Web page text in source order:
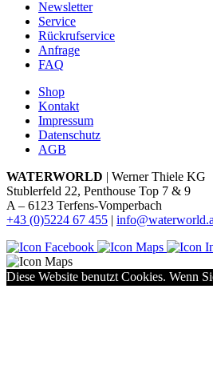
Newsletter
Service
Rückrufservice
Anfrage
FAQ
Shop
Kontakt
Impressum
Datenschutz
AGB
WATERWORLD | Werner Thiele KG
Stublerfeld 22, Penthouse Top 7 & 9
A – 6123 Terfens-Vomperbach
+43 (0)5224 67 455 |
Diese Website benutzt Cookies. Wenn